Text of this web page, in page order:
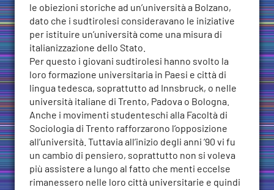
le obiezioni storiche ad un’università a Bolzano,
dato che i sudtirolesi consideravano le iniziative
per istituire un’università come una misura di
italianizzazione dello Stato.
Per questo i giovani sudtirolesi hanno svolto la
loro formazione universitaria in Paesi e città di
lingua tedesca, soprattutto ad Innsbruck, o nelle
università italiane di Trento, Padova o Bologna.
Anche i movimenti studenteschi alla Facoltà di
Sociologia di Trento rafforzarono l’opposizione
all’università. Tuttavia all’inizio degli anni ’90 vi fu
un cambio di pensiero, soprattutto non si voleva
più assistere a lungo al fatto che menti eccelse
rimanessero nelle loro città universitarie e quindi